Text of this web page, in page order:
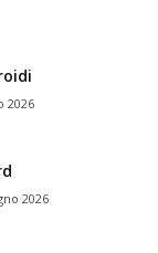
2026
2026